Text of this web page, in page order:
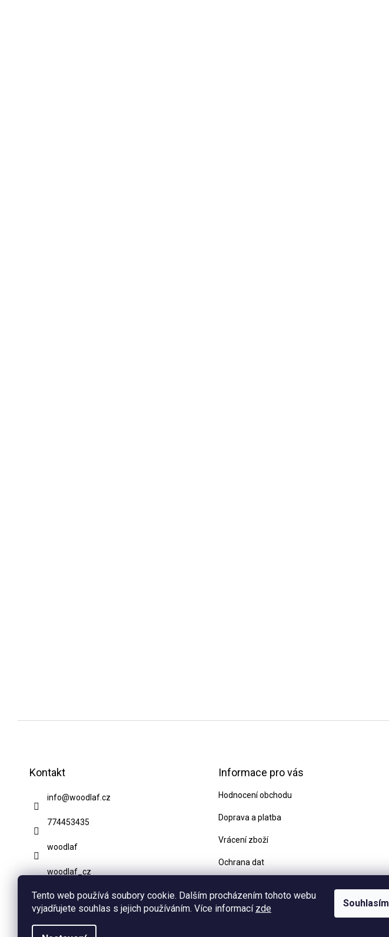
Tento web používá soubory cookie. Dalším procházením tohoto webu
vyjadřujete souhlas s jejich používáním. Více informací zde Souhlasím
Kontakt
info@woodlaf.cz
774453435
woodlaf
woodlaf_cz
Informace pro vás
Hodnocení obchodu
Doprava a platba
Vrácení zboží
Ochrana dat
Blog